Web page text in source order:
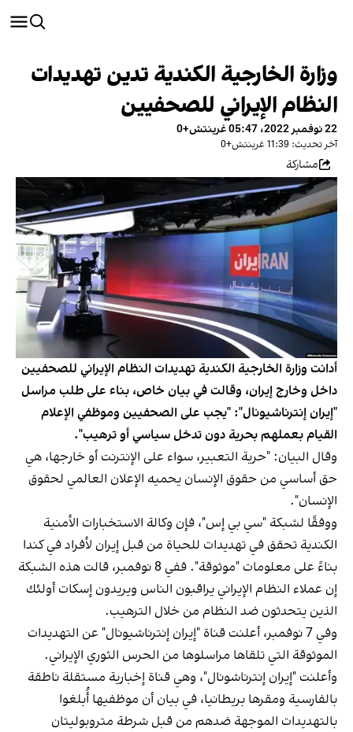
وزارة الخارجية الكندية تدين تهديدات
النظام الإيراني للصحفيين
22 نوفمبر 2022، 05:47 غرينتش+0
آخر تحديث: 11:39 غرينتش+0
مشاركة
أدانت وزارة الخارجية الكندية تهديدات النظام الإيراني للصحفيين
داخل وخارج إيران، وقالت في بيان خاص، بناء على طلب مراسل
"إيران إنترناشیونال": "يجب على الصحفيين وموظفي الإعلام
القيام بعملهم بحرية دون تدخل سياسي أو ترهيب".
وقال البيان: "حرية التعبير، سواء على الإنترنت أو خارجها، هي
حق أساسي من حقوق الإنسان يحميه الإعلان العالمي لحقوق
الإنسان".
ووفقًا لشبكة "سي بي إس"، فإن وكالة الاستخبارات الأمنية
الكندية تحقق في تهديدات للحياة من قبل إيران لأفراد في كندا
بناءً على معلومات "موثوقة". ففي 8 نوفمبر، قالت هذه الشبكة
إن عملاء النظام الإيراني يراقبون الناس ويريدون إسكات أولئك
الذين يتحدثون ضد النظام من خلال الترهيب.
وفي 7 نوفمبر، أعلنت قناة "إيران إنترناشیونال" عن التهديدات
الموثوقة التي تلقاها مراسلوها من الحرس الثوري الإيراني.
وأعلنت "إيران إنترناشونال"، وهي قناة إخبارية مستقلة ناطقة
بالفارسية ومقرها بريطانيا، في بيان أن موظفيها أُبلغوا
بالتهديدات الموجهة ضدهم من قبل شرطة متروبوليتان